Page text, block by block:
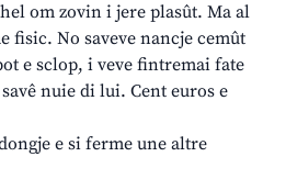
om zovin i jere plasût. Ma al
fisic. No saveve nancje cemût
e sclop, i veve fintremai fate
nuie di lui. Cent euros e
e si ferme une altre